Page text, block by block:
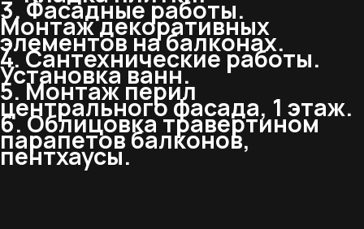
3. Фасадные работы.
Монтаж декоративных
элементов на балконах.
4. Сантехнические работы.
Установка ванн.
5. Монтаж перил
центрального фасада, 1 этаж.
6. Облицовка травертином
парапетов балконов,
пентхаусы.